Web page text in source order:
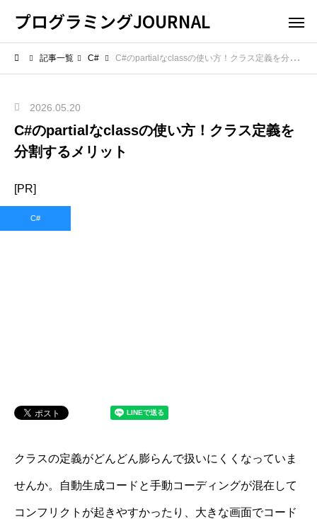
プログラミングJOURNAL
記事一覧 C# C#のpartialなclassの使い方！クラス定義を分割するメリット
2026.05.20
C#のpartialなclassの使い方！クラス定義を
分割するメリット
[PR]
C#
クラスの定義がどんどん膨らんで扱いにくくなっていま
せんか。自動生成コードと手動コーディングが混在して
コンフリクトが起きやすかったり、大きな画面でコード